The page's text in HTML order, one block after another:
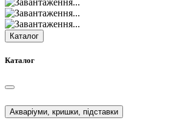
Каталог
Каталог
Акваріуми, кришки, підставки